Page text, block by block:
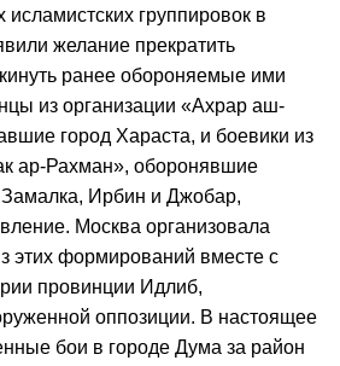
группировок в
желание прекратить
ранее обороняемые ими
из организации «Ахрар аш-
город Хараста, и боевики из
ар-Рахман», оборонявшие
Ирбин и Джобар,
Москва организовала
этих формирований вместе с
провинции Идлиб,
оппозиции. В настоящее
бои в городе Дума за район